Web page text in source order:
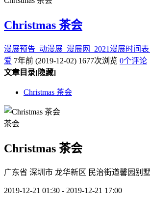
Christmas 茶会
漫展预告_动漫展_漫展网_2021漫展时间
爱 7年前 (2019-12-02) 1677次浏览 0个评论
文章目录[隐藏]
Christmas 茶会
茶会
Christmas 茶会
广东省 深圳市 龙华新区 民治街道馨园别墅
2019-12-21 01:30 - 2019-12-21 17:00